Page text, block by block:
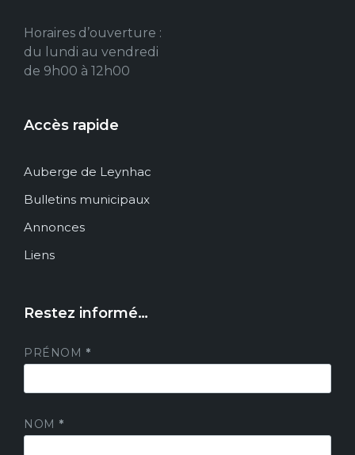
Horaires d’ouverture :
du lundi au vendredi
de 9h00 à 12h00
Accès rapide
Auberge de Leynhac
Bulletins municipaux
Annonces
Liens
Restez informé…
PRÉNOM *
NOM *